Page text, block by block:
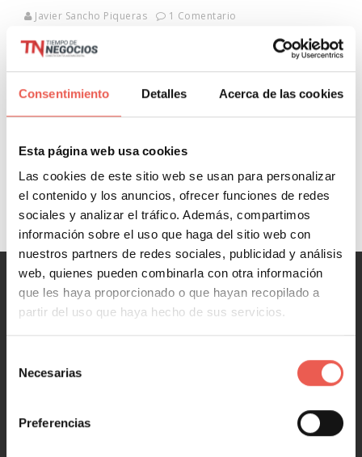
Consentimiento Detalles Acerca de las cookies
Esta página web usa cookies
Las cookies de este sitio web se usan para personalizar
el contenido y los anuncios, ofrecer funciones de redes
sociales y analizar el tráfico. Además, compartimos
información sobre el uso que haga del sitio web con
nuestros partners de redes sociales, publicidad y análisis
web, quienes pueden combinarla con otra información
que les haya proporcionado o que hayan recopilado a
partir del uso que haya hecho de sus servicios.
Necesarias
Preferencias
Javier Sancho Piqueras 1 Comentario
Tengo que reconocerlo, todo lo relacionado con
automation”, me apasiona y me intriga a la vez. Es una
mezcla de sentimientos difícil de
Leer más
MARKETING
Marketing y Ventas
Redes Sociales